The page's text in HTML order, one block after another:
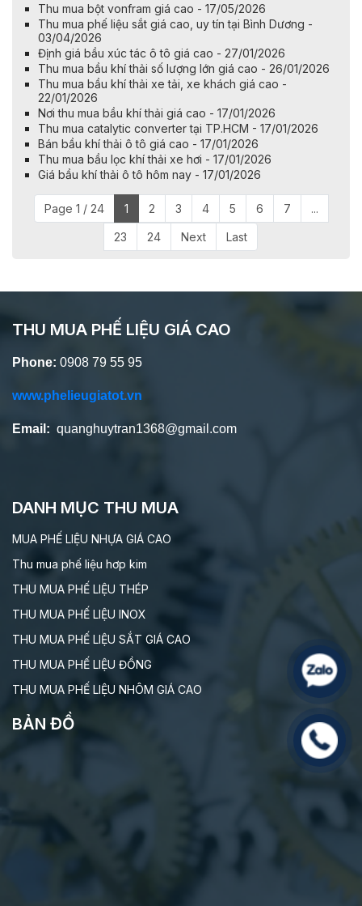
Thu mua bột vonfram giá cao - 17/05/2026
Thu mua phế liệu sắt giá cao, uy tín tại Bình Dương -
03/04/2026
Định giá bầu xúc tác ô tô giá cao - 27/01/2026
Thu mua bầu khí thải số lượng lớn giá cao - 26/01/2026
Thu mua bầu khí thải xe tải, xe khách giá cao -
22/01/2026
Nơi thu mua bầu khí thải giá cao - 17/01/2026
Thu mua catalytic converter tại TP.HCM - 17/01/2026
Bán bầu khí thải ô tô giá cao - 17/01/2026
Thu mua bầu lọc khí thải xe hơi - 17/01/2026
Giá bầu khí thải ô tô hôm nay - 17/01/2026
Page 1 / 24 1 2 3 4 5 6 7 ...
23 24 Next Last
THU MUA PHẾ LIỆU GIÁ CAO
Phone: 0908 79 55 95
www.phelieugiatot.vn
Email: quanghuytran1368@gmail.com
DANH MỤC THU MUA
MUA PHẾ LIỆU NHỰA GIÁ CAO
Thu mua phế liệu hơp kim
THU MUA PHẾ LIỆU THÉP
THU MUA PHẾ LIỆU INOX
THU MUA PHẾ LIỆU SẮT GIÁ CAO
THU MUA PHẾ LIỆU ĐỒNG
THU MUA PHẾ LIỆU NHÔM GIÁ CAO
BẢN ĐỒ